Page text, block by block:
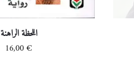
اللحظة الراهنة
16,00€